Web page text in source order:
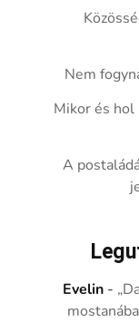
Nem
Mikor és hol
A
Evelin -